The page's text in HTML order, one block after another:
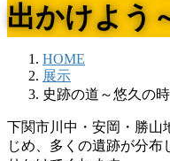
出かけよう
HOME
展示
史跡の道～悠久の
下関市川中・安岡・勝山
じめ、多くの遺跡が分